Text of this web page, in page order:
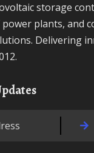
storage
plants, and
Delivering